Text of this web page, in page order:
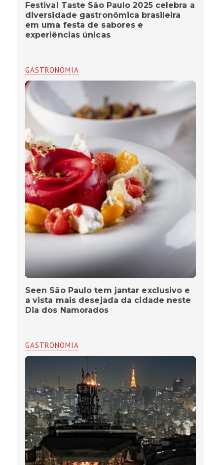
Festival Taste São Paulo 2025 celebra a
diversidade gastronômica brasileira
em uma festa de sabores e
experiências únicas
GASTRONOMIA
Seen São Paulo tem jantar exclusivo e
a vista mais desejada da cidade neste
Dia dos Namorados
GASTRONOMIA